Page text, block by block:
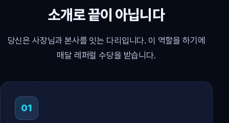
소개로 끝이 아닙니다
당신은 사장님과 본사를 잇는 다리입니다. 이 역할을 하기에
매달 레퍼럴 수당을 받습니다.
01